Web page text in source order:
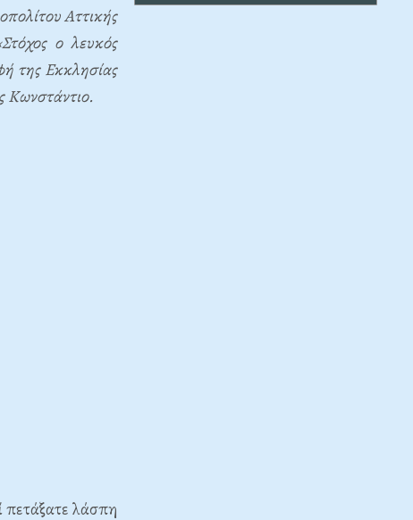
Αττικής
ο λευκός
της Εκκλησίας
Κωνστάντιο.
πετάξατε λάσπη